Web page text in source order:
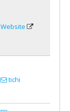
Website
tichi